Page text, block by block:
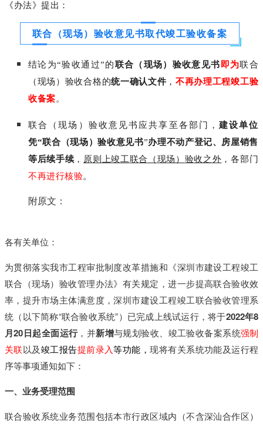
《办法》提出 ：
联合 （现场） 验收意见书取代竣工验收备案
结论为“验收通 过”的联合 （现场） 验收意 见书 即为联合
（现场 ） 验收合格的统一确认文件， 不再办理工程竣工验
收备案。
联合 （现场 ） 验收意 见书 应共享至各部 门 ，建设单位
凭“联合 （现场）验收意见书”办理不动产登记、 房屋销售
等后续手续， 原 则 上竣工联合 （现场 ） 验收之外 ，各部门
不再进行核验。
附原文 ：
各有关单位 ：
为贯彻落实我市工程审批制度改革措施和 《深圳市建设工程竣工
联合 （现场） 验收管理办法》 有关规定 ，进一步提高联合验收效
率 ， 提升市场主体满意度，深圳市建设工程竣工联合验收管理系
统 （以下简称“联合验收系统”） 已完成 上线试运行， 将于2022年8
月20日起全面运行， 并新增与规划验收 竣工验收备案系统强制
关联以及竣工报告提前录入等功能 ，现将有关系统功能及运行程
序等事项通知如下 ：
一、 业务受理范围
联合验收系统业务范围包括本市行政区域内 （不含深汕合作区）